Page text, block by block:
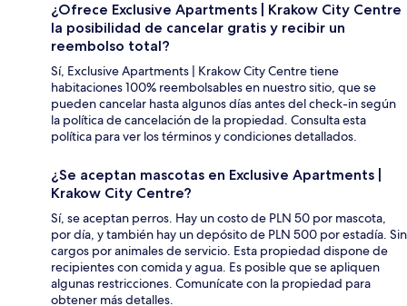
¿Ofrece Exclusive Apartments | Krakow City Centre
la posibilidad de cancelar gratis y recibir un
reembolso total?
Sí, Exclusive Apartments | Krakow City Centre tiene
habitaciones 100% reembolsables en nuestro sitio, que se
pueden cancelar hasta algunos días antes del check-in según
la política de cancelación de la propiedad. Consulta esta
política para ver los términos y condiciones detallados.
¿Se aceptan mascotas en Exclusive Apartments |
Krakow City Centre?
Sí, se aceptan perros. Hay un costo de PLN 50 por mascota,
por día, y también hay un depósito de PLN 500 por estadía. Sin
cargos por animales de servicio. Esta propiedad dispone de
recipientes con comida y agua. Es posible que se apliquen
algunas restricciones. Comunícate con la propiedad para
obtener más detalles.